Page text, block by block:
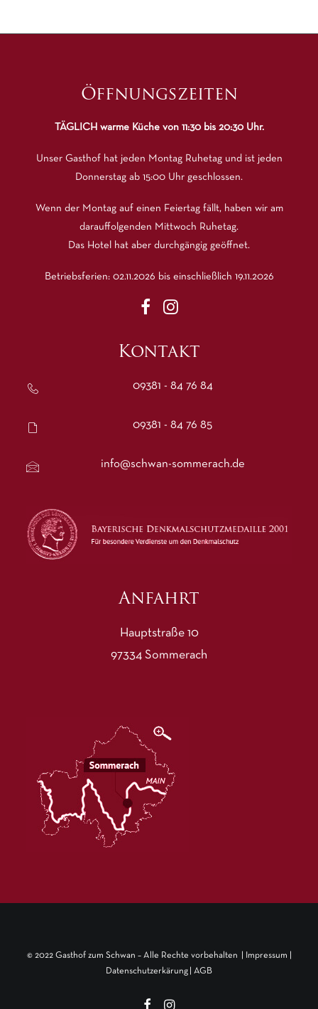
Öffnungszeiten
TÄGLICH warme Küche von 11:30 bis 20:30 Uhr.
Unser Gasthof hat jeden Montag Ruhetag und ist jeden
Donnerstag ab 15:00 Uhr geschlossen.
Wenn der Montag auf einen Feiertag fällt, haben wir am
darauffolgenden Mittwoch Ruhetag.
Das Hotel hat aber durchgängig geöffnet.
Betriebsferien: 02.11.2026 bis einschließlich 19.11.2026
Kontakt
09381 - 84 76 84
09381 - 84 76 85
info@schwan-sommerach.de
Anfahrt
Hauptstraße 10
97334 Sommerach
© 2022 Gasthof zum Schwan – Alle Rechte vorbehalten | Impressum
Datenschutzerkärung
AGB